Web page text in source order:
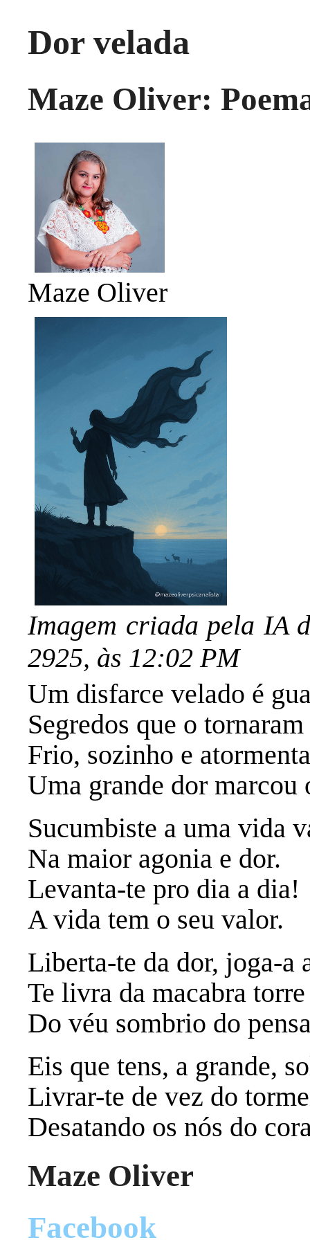
Dor velada
Maze Oliver:
Maze Oliver
Imagem criada pela IA
2925, às 12:02 PM
Um disfarce velado é
Segredos que o
Frio, sozinho e
Uma grande dor marcou
Sucumbiste a uma vida
Na maior agonia e dor.
Levanta-te pro dia a dia!
A vida tem o seu valor.
Liberta-te da dor, joga-a
Te livra da macabra
Do véu sombrio do
Eis que tens, a grande,
Livrar-te de vez do
Desatando os nós do
Maze Oliver
Facebook